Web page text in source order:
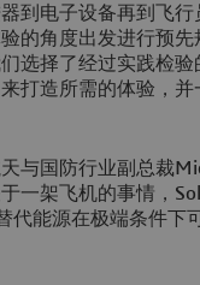
到电子设备再到飞
的角度出发进行预
们选择了经过实践检
来打造所需的体验，
与国防行业副总裁
一架飞机的事情，
能源在极端条件下